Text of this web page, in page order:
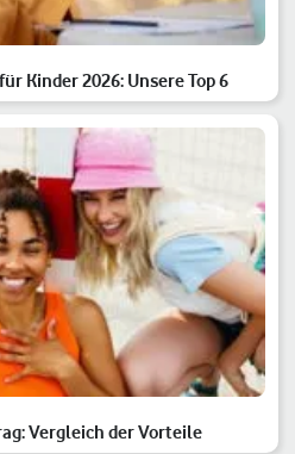
Kinder 2026: Unsere Top 6
Vergleich der Vorteile